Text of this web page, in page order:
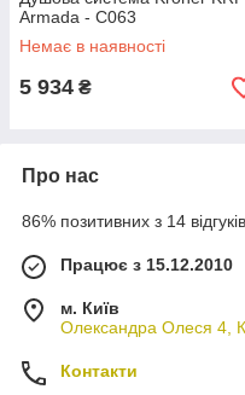
Armada - C063
Немає в наявності
5 934 ₴
Про нас
86% позитивних з 14
Працює з 15.12.2010
м. Київ
Олександра Олеся 4,
Контакти